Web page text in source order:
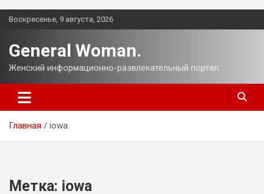
Перейти
Воскресенье, 9 августа, 2026
General Woman.
Женский информационно-развлекательный портал.
Главная iowa
Метка: iowa